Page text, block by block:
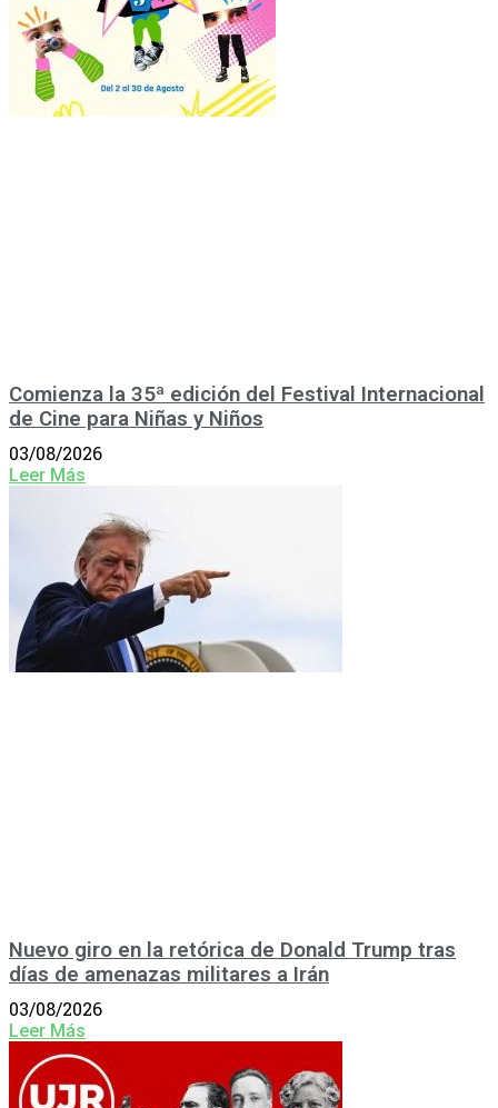
Comienza la 35ª edición del Festival Internacional
de Cine para Niñas y Niños
03/08/2026
Leer Más
Nuevo giro en la retórica de Donald Trump tras
días de amenazas militares a Irán
03/08/2026
Leer Más